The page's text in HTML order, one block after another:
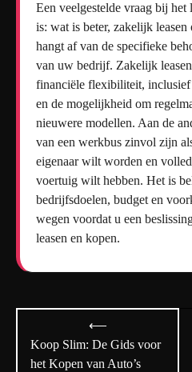
Een veelgestelde vraag bij het
is: wat is beter, zakelijk
hangt af van de specifieke
van uw bedrijf. Zakelijk
financiële flexibiliteit, inclusief
en de mogelijkheid om
nieuwere modellen. Aan de
van een werkbus zinvol zijn
eigenaar wilt worden en
voertuig wilt hebben. Het is
bedrijfsdoelen, budget en
wegen voordat u een
leasen en kopen.
navigatie
⟵
Koop Slim: De Gids voor
het Kopen van Auto’s